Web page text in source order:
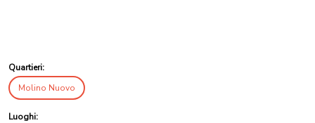
Quartieri:
Molino Nuovo
Luoghi: